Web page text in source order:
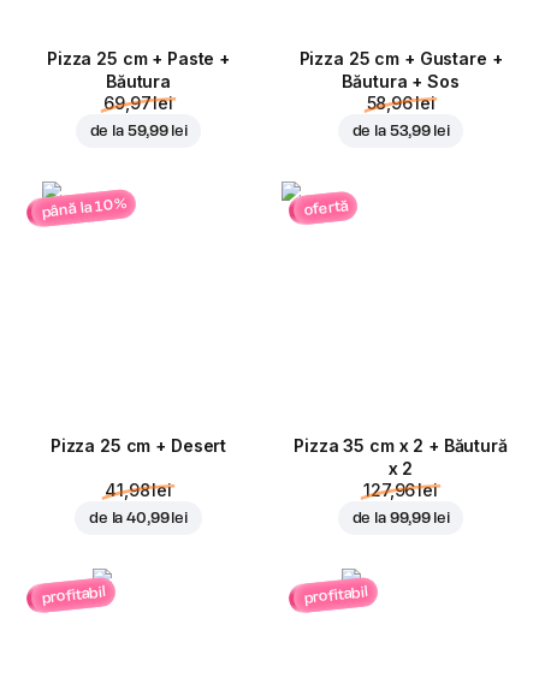
Pizza 25 cm + Paste +
Băutura
69,97 lei
de la 59,99 lei
Pizza 25 cm + Gustare +
Băutura + Sos
58,96 lei
de la 53,99 lei
până la 10%
Pizza 25 cm + Desert
41,98 lei
de la40,99 lei
ofertă
Pizza 35 cm x 2 + Băutură
x 2
127,96 lei
de la 99,99 lei
profitabil profitabil